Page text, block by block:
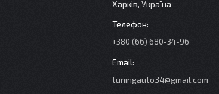
Харків, Україна
+380 (66) 680-34-96
tuningauto34@gmail.com